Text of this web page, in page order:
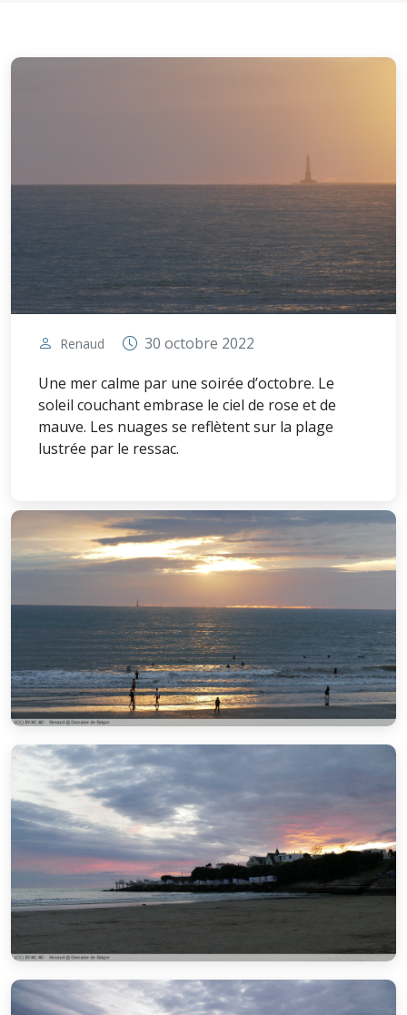
Renaud
30 octobre 2022
Une mer calme par une soirée d’octobre. Le
soleil couchant embrase le ciel de rose et de
mauve. Les nuages se reflètent sur la plage
lustrée par le ressac.